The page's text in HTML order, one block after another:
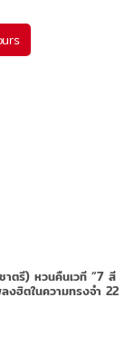
ตรี) หวนคืนเวที “7 สี
งฮิตในความทรงจำ 22